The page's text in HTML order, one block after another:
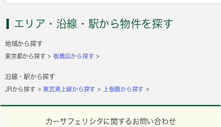
エリア・沿線・駅から物件を探す
地域から探す
東京都から探す 板橋区から探す
沿線・駅から探す
JRから探す 東武東上線から探す 上板橋から探す
カーサフェリシタに関するお問い合わせ